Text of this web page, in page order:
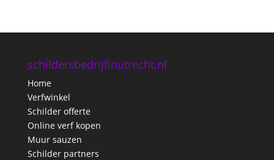
schildersbedrijfinutrecht.nl
Home
Verfwinkel
Schilder offerte
Online verf kopen
Muur sauzen
Schilder partners